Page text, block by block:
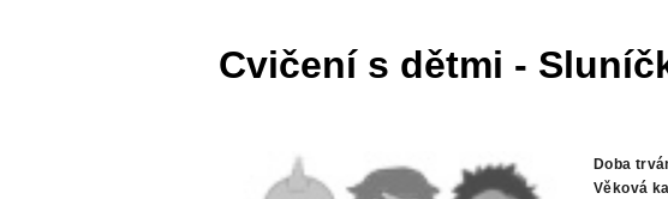
Cvičení s dětmi -
Doba
Věková